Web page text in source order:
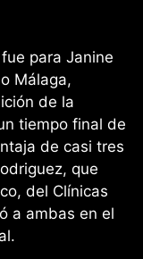
para Janine
Málaga,
de la
tiempo final de
de casi tres
que
del Clínicas
a ambas en el